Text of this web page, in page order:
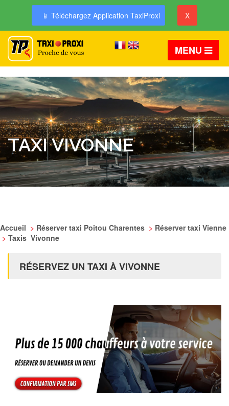
📱 Téléchargez Application TaxiProxi X
MENU
TAXI VIVONNE
Accueil > Réserver taxi Poitou Charentes > Réserver taxi Vienne
> Taxis Vivonne
RÉSERVEZ UN TAXI À VIVONNE